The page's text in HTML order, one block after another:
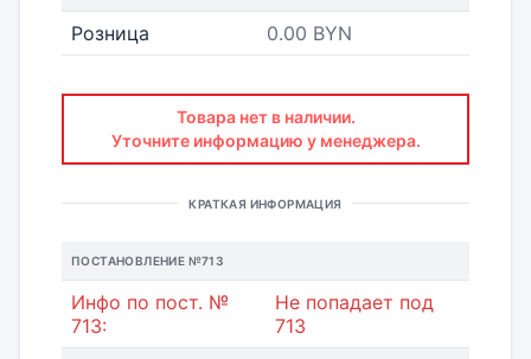
Розница 0.00 BYN
Товара нет в наличии.
Уточните информацию у менеджера.
КРАТКАЯ ИНФОРМАЦИЯ
ПОСТАНОВЛЕНИЕ №713
Инфо по пост. №
713:
Не попадает под
713